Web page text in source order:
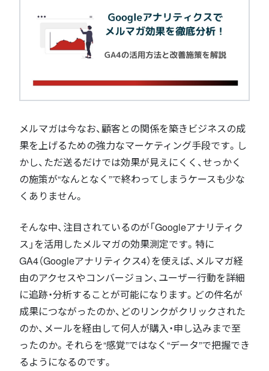
メルマガは今なお、顧客との関係を築きビジネスの成
果を上げるための強力なマーケティング手段です。し
かし、ただ送るだけでは効果が見えにくく、せっかく
の施策が“なんとなく”で終わってしまうケースも少な
くありません。
そんな中、注目されているのが「Googleアナリティク
ス」を活用したメルマガの効果測定です。特に
GA4（Googleアナリティクス4）を使えば、メルマガ経
由のアクセスやコンバージョン、ユーザー行動を詳細
に追跡・分析することが可能になります。どの件名が
成果につながったのか、どのリンクがクリックされた
のか、メールを経由して何人が購入・申し込みまで至
ったのか。それらを“感覚”ではなく“データ”で把握でき
るようになるのです。